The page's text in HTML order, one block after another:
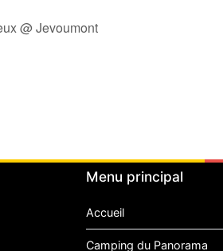
@ Jevoumont
Menu principal
Accueil
Camping du Panorama